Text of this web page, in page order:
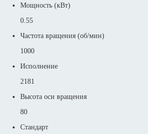
Мощность (кВт)
0.55
Частота вращения (об/мин)
1000
Исполнение
2181
Высота оси вращения
80
Стандарт